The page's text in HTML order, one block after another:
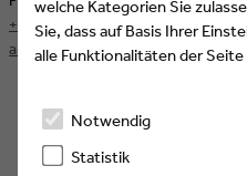
+49 (221) 60 60 57 12
anna.schiffer@eeofe.org
welche Kategorien Sie
Sie, dass auf Basis Ihrer
alle Funktionalitäten der
Notwendig
Statistik